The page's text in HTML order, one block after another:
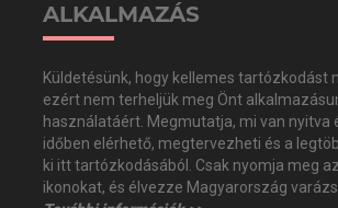
ALKALMAZÁS
Küldetésünk, hogy kellemes tartózkodást
ezért nem terheljük meg Önt
használatáért. Megmutatja, mi van nyitva
időben elérhető, megtervezheti és a
ki itt tartózkodásából. Csak nyomja meg
ikonokat, és élvezze Magyarország